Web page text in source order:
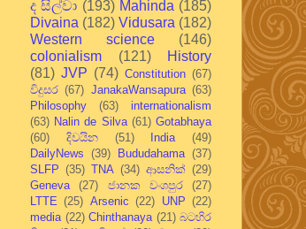
ද සිල්වා (193) Mahinda (185)
Divaina (182) Vidusara (182)
Western science
(146)
colonialism
(121)
History
(81) JVP (74) Constitution (67)
විදුසර (67) JanakaWansapura (63)
Philosophy
(63)
internationalism
(63) Nalin de Silva (61) Gotabhaya
(60)
දිවයින (51) India
(49)
DailyNews (39) Bududahama (37)
SLFP (35) TNA (34) ආසනික් (29)
Geneva
(27) ජානක වංශපුර
(27)
LTTE (25) Arsenic (22) UNP (22)
media (22) Chinthanaya (21) බටහිර